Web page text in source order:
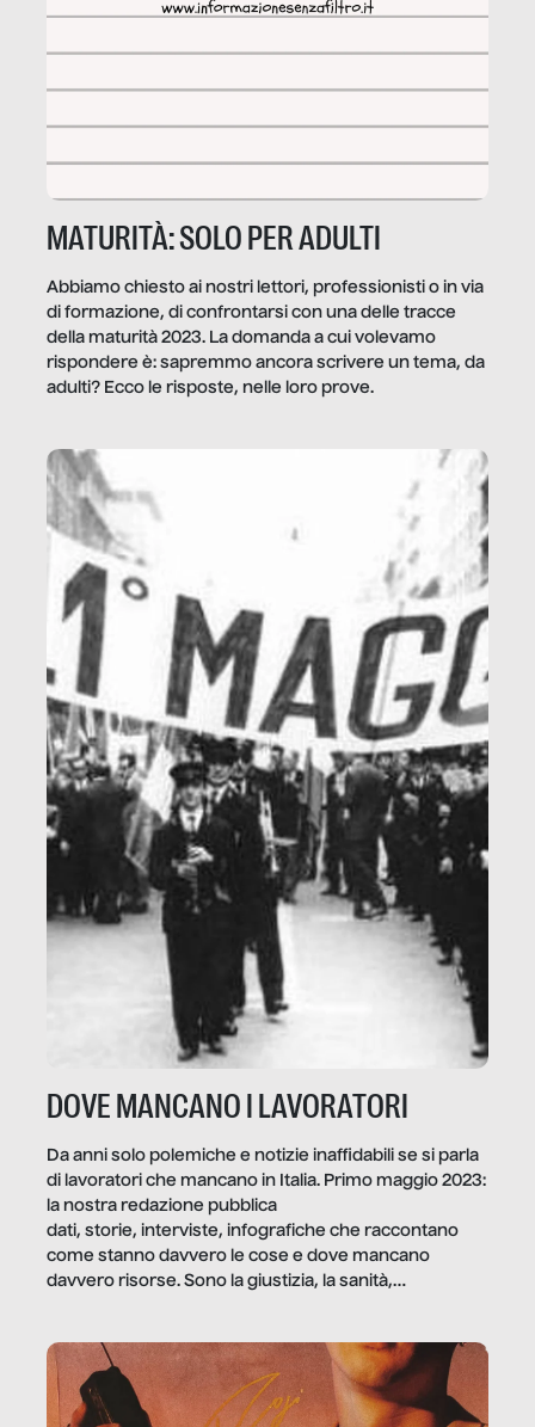
MATURITÀ: SOLO PER ADULTI
Abbiamo chiesto ai nostri lettori, professionisti o in via
di formazione, di confrontarsi con una delle tracce
della maturità 2023. La domanda a cui volevamo
rispondere è: sapremmo ancora scrivere un tema, da
adulti? Ecco le risposte, nelle loro prove.
DOVE MANCANO I LAVORATORI
Da anni solo polemiche e notizie inaffidabili se si parla
di lavoratori che mancano in Italia. Primo maggio 2023:
la nostra redazione pubblica
dati, storie, interviste, infografiche che raccontano
come stanno davvero le cose e dove mancano
davvero risorse. Sono la giustizia, la sanità,